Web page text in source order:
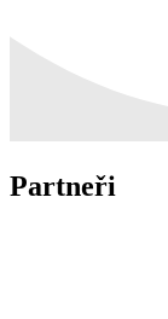
Partneři